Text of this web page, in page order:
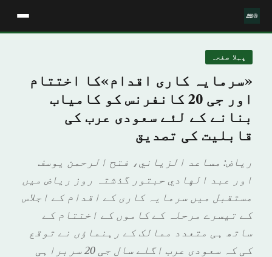
پہلا صفحہ
«سرمایہ کاری اقدام»کا اختتام
اور جی 20 کانفرنس کو کامیاب
بنانے کے لئے سعودی عرب کی
قابلیت کی تصدیق
ریاض: مساعد الزياني، فتح الرحمن يوسف
اور عبد الهادي حبتور گذشتہ روز ریاض میں
مستقبل میں سرمایہ کاری کے اقدام کے اجلاس
کے تیسرے مرحلہ کے کاموں کے اختتام کے
ساتھ ہی متعدد ممالک کے رہنماؤں نے توقع
کی کہ سعودی عرب اگلے سال جی 20 سربراہی